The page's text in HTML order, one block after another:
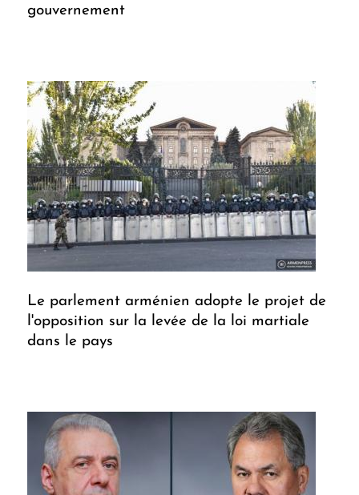
gouvernement
Le parlement arménien adopte le projet de
l'opposition sur la levée de la loi martiale
dans le pays